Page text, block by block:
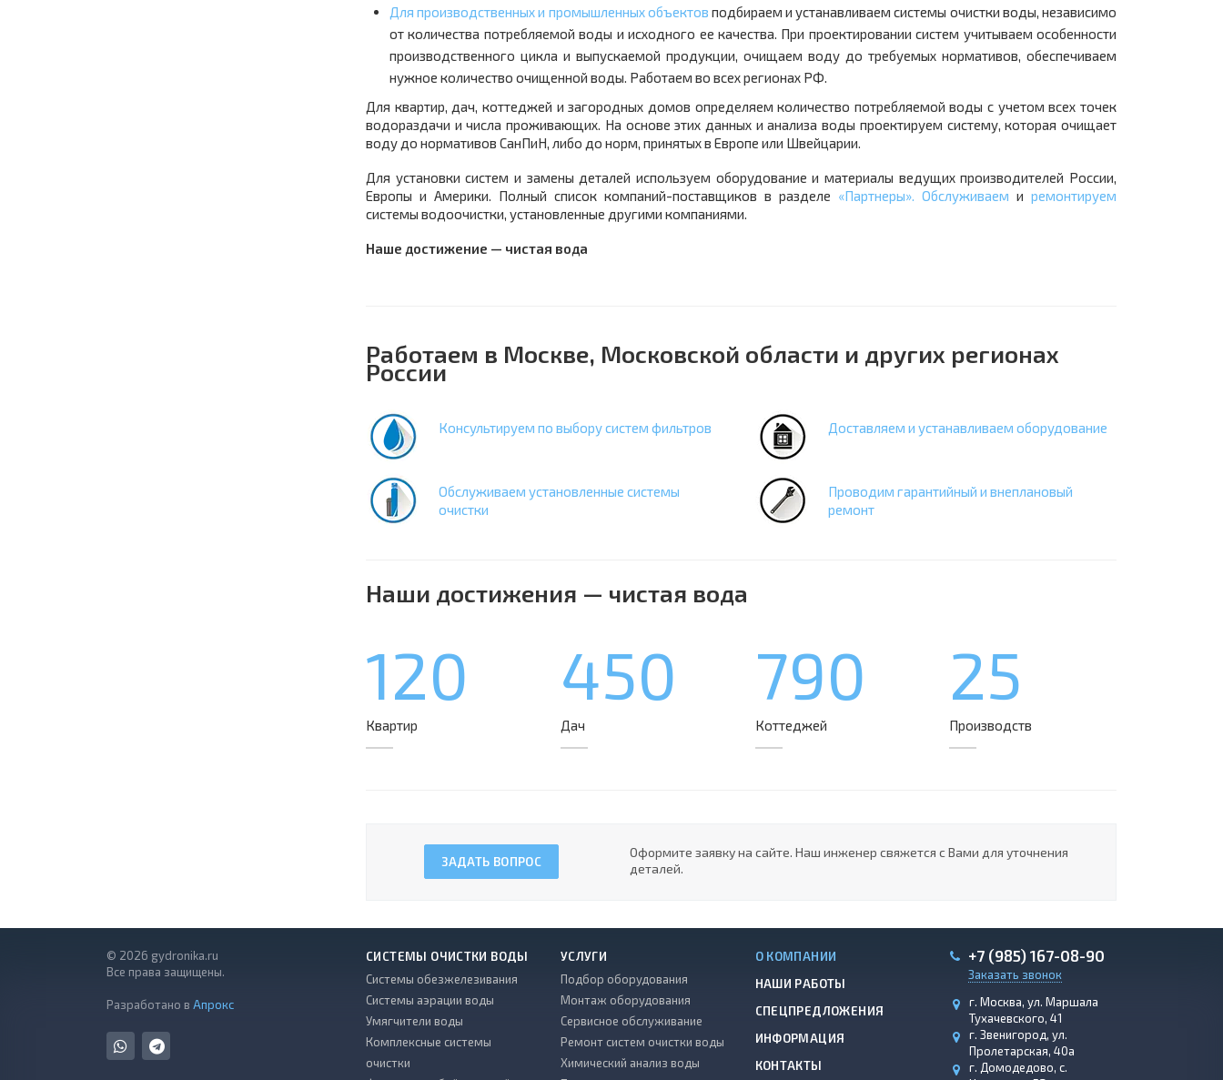
Для производственных и промышленных объектов подбираем и устанавливаем системы очистки воды, независимо
от количества потребляемой воды и исходного ее качества. При проектировании систем учитываем особенности
производственного цикла и выпускаемой продукции, очищаем воду до требуемых нормативов, обеспечиваем
нужное количество очищенной воды. Работаем во всех регионах РФ.
Для квартир, дач, коттеджей и загородных домов определяем количество потребляемой воды с учетом всех точек
водораздачи и числа проживающих. На основе этих данных и анализа воды проектируем систему, которая очищает
воду до нормативов СанПиН, либо до норм, принятых в Европе или Швейцарии.
Для установки систем и замены деталей используем оборудование и материалы ведущих производителей России,
Европы и Америки. Полный список компаний-поставщиков в разделе «Партнеры». Обслуживаем и ремонтируем
системы водоочистки, установленные другими компаниями.
Наше достижение — чистая вода
Работаем в Москве, Московской области и других регионах
России
Консультируем по выбору систем фильтров Доставляем и устанавливаем оборудование
Обслуживаем установленные системы
очистки
Проводим гарантийный и внеплановый
ремонт
Наши достижения — чистая вода
120
Квартир
450
Дач
790
Коттеджей
25
Производств
ЗАДАТЬ ВОПРОС
Оформите заявку на сайте. Наш инженер свяжется с Вами для уточнения
деталей.
© 2026 gydronika.ru
Все права защищены.
Разработано в Апрокс
СИСТЕМЫ ОЧИСТКИ ВОДЫ
Системы обезжелезивания
Системы аэрации воды
Умягчители воды
Комплексные системы
очистки
УСЛУГИ
Подбор оборудования
Монтаж оборудования
Сервисное обслуживание
Ремонт систем очистки воды
Химический анализ воды
О КОМПАНИИ
НАШИ РАБОТЫ
СПЕЦПРЕДЛОЖЕНИЯ
ИНФОРМАЦИЯ
КОНТАКТЫ
+7 (985) 167-08-90
Заказать звонок
г. Москва, ул. Маршала
Тухачевского, 41
г. Звенигород, ул.
Пролетарская, 40а
г. Домодедово, с.